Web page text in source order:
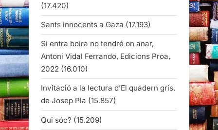
(17.420)
Sants innocents a Gaza (17.193)
Si entra boira no tendré on anar,
Antoni Vidal Ferrando, Edicions Proa,
2022 (16.010)
Invitació a la lectura d’El quadern gris,
de Josep Pla (15.857)
Qui sóc? (15.209)